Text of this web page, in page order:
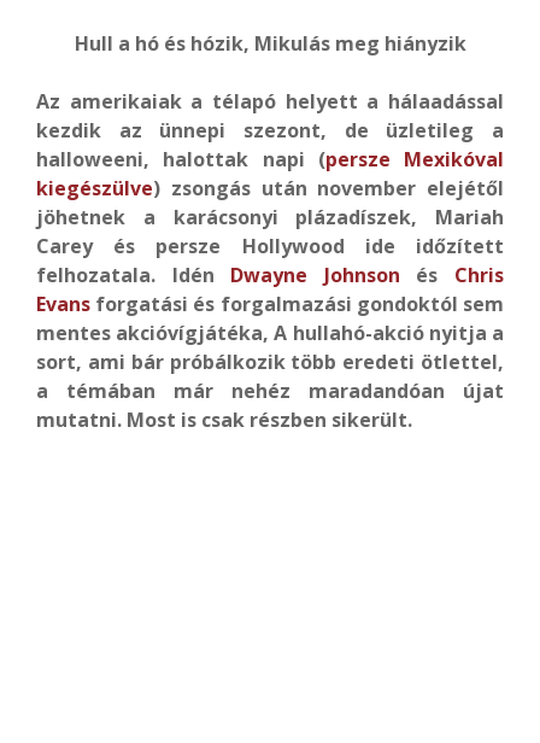
Hull a hó és hózik, Mikulás meg hiányzik
Az amerikaiak a télapó helyett a hálaadással
kezdik az ünnepi szezont, de üzletileg a
halloweeni, halottak napi (persze Mexikóval
kiegészülve) zsongás után november elejétől
jöhetnek a karácsonyi plázadíszek, Mariah
Carey és persze Hollywood ide időzített
felhozatala. Idén Dwayne Johnson és Chris
Evans forgatási és forgalmazási gondoktól sem
mentes akcióvígjátéka, A hullahó-akció nyitja a
sort, ami bár próbálkozik több eredeti ötlettel,
a témában már nehéz maradandóan újat
mutatni. Most is csak részben sikerült.